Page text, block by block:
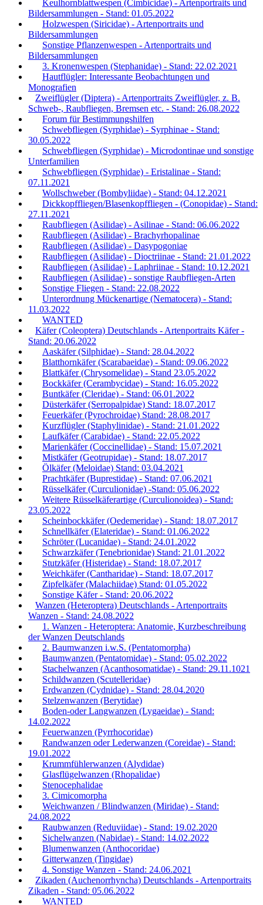
Keulhornblattwespen (Cimbicidae) - Artenportraits und
Bildersammlungen - Stand: 01.05.2022
Holzwespen (Siricidae) - Artenportraits und
Bildersammlungen
Sonstige Pflanzenwespen - Artenportraits und
Bildersammlungen
3. Kronenwespen (Stephanidae) - Stand: 22.02.2021
Hautflügler: Interessante Beobachtungen und
Monografien
Zweiflügler (Diptera) - Artenportraits Zweiflügler, z. B.
Schweb-, Raubfliegen, Bremsen etc. - Stand: 26.08.2022
Forum für Bestimmungshilfen
Schwebfliegen (Syrphidae) - Syrphinae - Stand:
30.05.2022
Schwebfliegen (Syrphidae) - Microdontinae und sonstige
Unterfamilien
Schwebfliegen (Syrphidae) - Eristalinae - Stand:
07.11.2021
Wollschweber (Bombyliidae) - Stand: 04.12.2021
Dickkopffliegen/Blasenkopffliegen - (Conopidae) - Stand:
27.11.2021
Raubfliegen (Asilidae) - Asilinae - Stand: 06.06.2022
Raubfliegen (Asilidae) - Brachyrhopalinae
Raubfliegen (Asilidae) - Dasypogoniae
Raubfliegen (Asilidae) - Dioctriinae - Stand: 21.01.2022
Raubfliegen (Asilidae) - Laphriinae - Stand: 10.12.2021
Raubfliegen (Asilidae) - sonstige Raubfliegen-Arten
Sonstige Fliegen - Stand: 22.08.2022
Unterordnung Mückenartige (Nematocera) - Stand:
11.03.2022
WANTED
Käfer (Coleoptera) Deutschlands - Artenportraits Käfer -
Stand: 20.06.2022
Aaskäfer (Silphidae) - Stand: 28.04.2022
Blatthornkäfer (Scarabaeidae) - Stand: 09.06.2022
Blattkäfer (Chrysomelidae) - Stand 23.05.2022
Bockkäfer (Cerambycidae) - Stand: 16.05.2022
Buntkäfer (Cleridae) - Stand: 06.01.2022
Düsterkäfer (Serropalpidae) Stand: 18.07.2017
Feuerkäfer (Pyrochroidae) Stand: 28.08.2017
Kurzflügler (Staphylinidae) - Stand: 21.01.2022
Laufkäfer (Carabidae) - Stand: 22.05.2022
Marienkäfer (Coccinellidae) - Stand: 15.07.2021
Mistkäfer (Geotrupidae) - Stand: 18.07.2017
Ölkäfer (Meloidae) Stand: 03.04.2021
Prachtkäfer (Buprestidae) - Stand: 07.06.2021
Rüsselkäfer (Curculionidae) -Stand: 05.06.2022
Weitere Rüsselkäferartige (Curculionoidea) - Stand:
23.05.2022
Scheinbockkäfer (Oedemeridae) - Stand: 18.07.2017
Schnellkäfer (Elateridae) - Stand: 01.06.2022
Schröter (Lucanidae) - Stand: 24.01.2022
Schwarzkäfer (Tenebrionidae) Stand: 21.01.2022
Stutzkäfer (Histeridae) - Stand: 18.07.2017
Weichkäfer (Cantharidae) - Stand: 18.07.2017
Zipfelkäfer (Malachiidae) Stand: 01.05.2022
Sonstige Käfer - Stand: 20.06.2022
Wanzen (Heteroptera) Deutschlands - Artenportraits
Wanzen - Stand: 24.08.2022
1. Wanzen - Heteroptera: Anatomie, Kurzbeschreibung
der Wanzen Deutschlands
2. Baumwanzen i.w.S. (Pentatomorpha)
Baumwanzen (Pentatomidae) - Stand: 05.02.2022
Stachelwanzen (Acanthosomatidae) - Stand: 29.11.1021
Schildwanzen (Scutelleridae)
Erdwanzen (Cydnidae) - Stand: 28.04.2020
Stelzenwanzen (Berytidae)
Boden-oder Langwanzen (Lygaeidae) - Stand:
14.02.2022
Feuerwanzen (Pyrrhocoridae)
Randwanzen oder Lederwanzen (Coreidae) - Stand:
19.01.2022
Krummfühlerwanzen (Alydidae)
Glasflügelwanzen (Rhopalidae)
Stenocephalidae
3. Cimicomorpha
Weichwanzen / Blindwanzen (Miridae) - Stand:
24.08.2022
Raubwanzen (Reduviidae) - Stand: 19.02.2020
Sichelwanzen (Nabidae) - Stand: 14.02.2022
Blumenwanzen (Anthocoridae)
Gitterwanzen (Tingidae)
4. Sonstige Wanzen - Stand: 24.06.2021
Zikaden (Auchenorrhyncha) Deutschlands - Artenportraits
Zikaden - Stand: 05.06.2022
WANTED